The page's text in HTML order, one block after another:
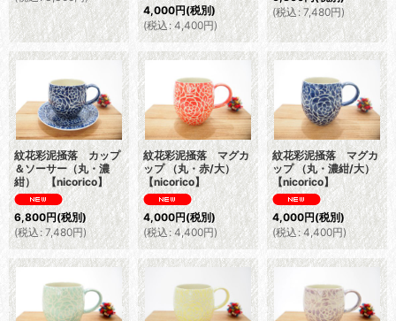
4,000円(税別)
(税込: 4,400円)
(税込: 7,480円)
紋花彩泥掻落 カップ
＆ソーサー（丸・濃
紺） 【nicorico】
6,800円(税別)
(税込: 7,480円)
紋花彩泥掻落 マグカ
ップ （丸・赤/大）
【nicorico】
4,000円(税別)
(税込: 4,400円)
紋花彩泥掻落 マグカ
ップ （丸・濃紺/大）
【nicorico】
4,000円(税別)
(税込: 4,400円)